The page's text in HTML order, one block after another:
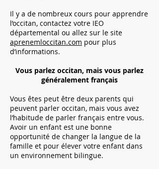
Il y a de nombreux cours pour apprendre
l’occitan, contactez votre IEO
départemental ou allez sur le site
aprenemloccitan.com pour plus
d’informations.
Vous parlez occitan, mais vous parlez
généralement français
Vous êtes peut être deux parents qui
peuvent parler occitan, mais vous avez
l’habitude de parler français entre vous.
Avoir un enfant est une bonne
opportunité de changer la langue de la
famille et pour élever votre enfant dans
un environnement bilingue.